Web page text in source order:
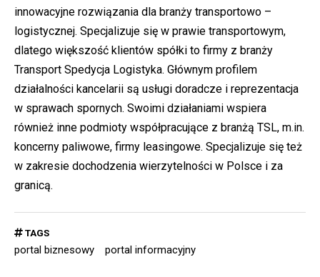
innowacyjne rozwiązania dla branży transportowo –
logistycznej. Specjalizuje się w prawie transportowym,
dlatego większość klientów spółki to firmy z branży
Transport Spedycja Logistyka. Głównym profilem
działalności kancelarii są usługi doradcze i reprezentacja
w sprawach spornych. Swoimi działaniami wspiera
również inne podmioty współpracujące z branżą TSL, m.in.
koncerny paliwowe, firmy leasingowe. Specjalizuje się też
w zakresie dochodzenia wierzytelności w Polsce i za
granicą.
TAGS
portal biznesowy portal informacyjny